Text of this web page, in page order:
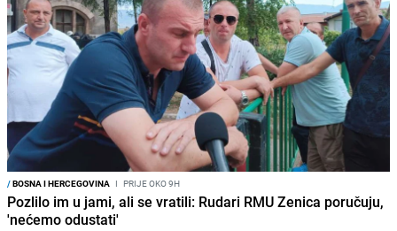
/BOSNA I HERCEGOVINA I PRIJE OKO 9H
Pozlilo im u jami, ali se vratili: Rudari RMU Zenica poručuju,
'nećemo odustati'